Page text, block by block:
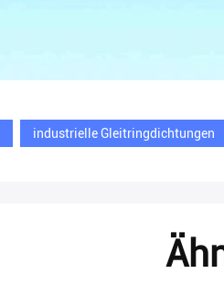
industrielle Gleitringdichtungen